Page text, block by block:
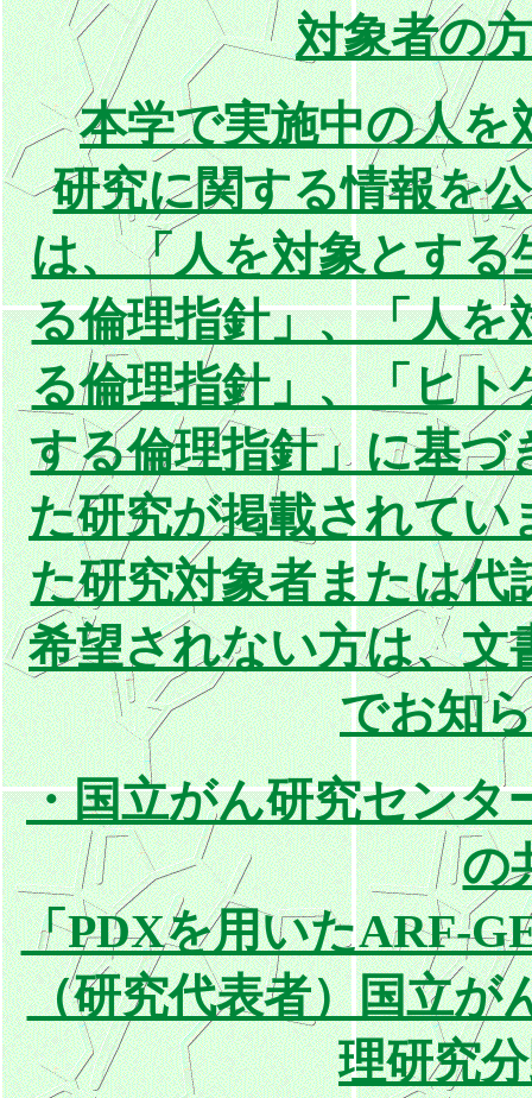
対象者の
本学で実施中の人を
研究に関する情報を
は、「人を対象とする
る倫理指針」、「人を
る倫理指針」、「ヒト
する倫理指針」に基づ
た研究が掲載されてい
た研究対象者または代
希望されない方は、文
でお知
・国立がん研究センタ
の
「PDXを用いたARF-
（研究代表者）国立が
理研究